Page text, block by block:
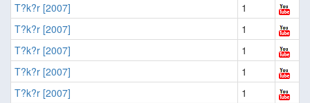
T?k?r [2007]
1
T?k?r [2007]
1
T?k?r [2007]
1
T?k?r [2007]
1
T?k?r [2007]
1